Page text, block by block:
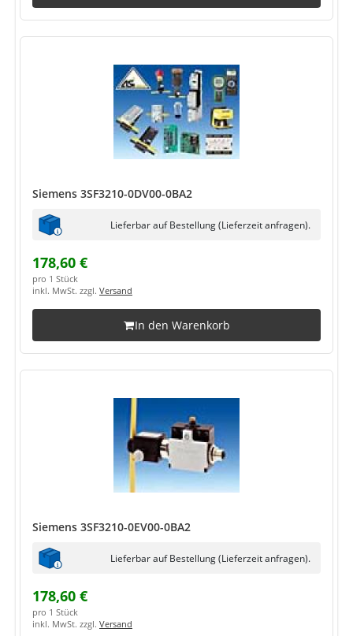
Siemens 3SF3210-0DV00-0BA2
Lieferbar auf Bestellung (Lieferzeit anfragen).
178,60 €
pro 1 Stück
inkl. MwSt. zzgl. Versand
In den Warenkorb
Siemens 3SF3210-0EV00-0BA2
Lieferbar auf Bestellung (Lieferzeit anfragen).
178,60 €
pro 1 Stück
inkl. MwSt. zzgl. Versand